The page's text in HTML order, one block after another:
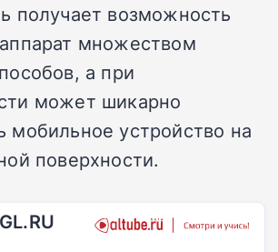
получает возможность
множеством
а при
может шикарно
мобильное устройство на
поверхности.